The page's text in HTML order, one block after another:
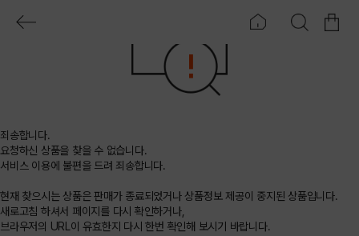
죄송합니다.
요청하신 상품을 찾을 수 없습니다.
서비스 이용에 불편을 드려 죄송합니다.
현재 찾으시는 상품은 판매가 종료되었거나 상품정보 제공이 중지된 상품입니다.
새로고침 하셔서 페이지를 다시 확인하거나,
브라우저의 URL이 유효한지 다시 한번 확인해 보시기 바랍니다.